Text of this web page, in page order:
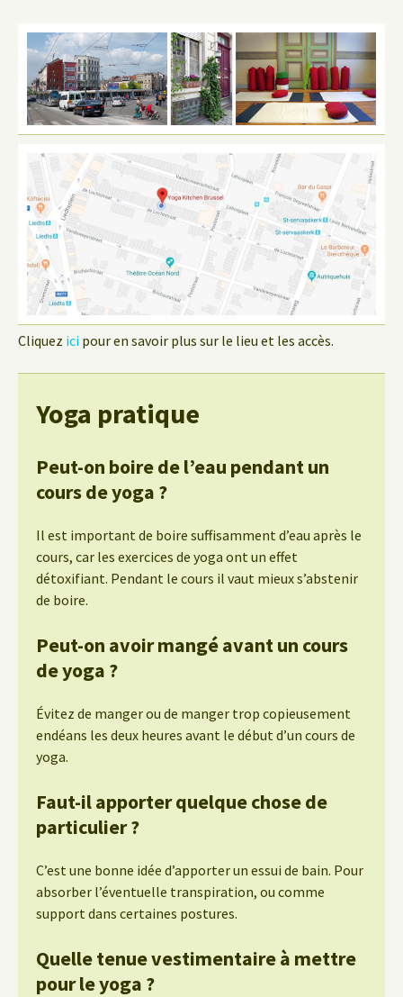
Cliquez ici pour en savoir plus sur le lieu et les accès.
Yoga pratique
Peut-on boire de l’eau pendant un
cours de yoga ?
Il est important de boire suffisamment d’eau après le
cours, car les exercices de yoga ont un effet
détoxifiant. Pendant le cours il vaut mieux s’abstenir
de boire.
Peut-on avoir mangé avant un cours
de yoga ?
Évitez de manger ou de manger trop copieusement
endéans les deux heures avant le début d’un cours de
yoga.
Faut-il apporter quelque chose de
particulier ?
C’est une bonne idée d’apporter un essui de bain. Pour
absorber l’éventuelle transpiration, ou comme
support dans certaines postures.
Quelle tenue vestimentaire à mettre
pour le yoga ?